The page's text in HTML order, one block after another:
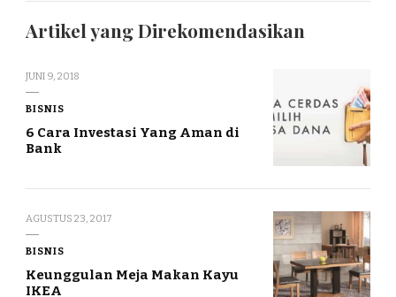
Artikel yang Direkomendasikan
JUNI 9, 2018
BISNIS
6 Cara Investasi Yang Aman di
Bank
AGUSTUS 23, 2017
BISNIS
Keunggulan Meja Makan Kayu
IKEA